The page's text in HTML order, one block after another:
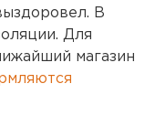
В
Для
магазин